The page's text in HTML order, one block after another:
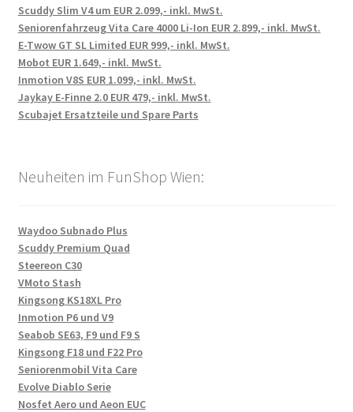
Scuddy Slim V4 um EUR 2.099,- inkl. MwSt.
Seniorenfahrzeug Vita Care 4000 Li-Ion EUR 2.899,- inkl. MwSt.
E-Twow GT SL Limited EUR 999,- inkl. MwSt.
Mobot EUR 1.649,- inkl. MwSt.
Inmotion V8S EUR 1.099,- inkl. MwSt.
Jaykay E-Finne 2.0 EUR 479,- inkl. MwSt.
Scubajet Ersatzteile und Spare Parts
Neuheiten im FunShop Wien:
Waydoo Subnado Plus
Scuddy Premium Quad
Steereon C30
VMoto Stash
Kingsong KS18XL Pro
Inmotion P6 und V9
Seabob SE63, F9 und F9 S
Kingsong F18 und F22 Pro
Seniorenmobil Vita Care
Evolve Diablo Serie
Nosfet Aero und Aeon EUC